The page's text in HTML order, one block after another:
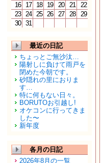
16
17 18 19 20 21
22
23 24 25 26 27 28
29
30 31
最近の日記
ちょっとご無沙汰…
陽射しに負けて雨戸を
閉めた今朝です。
砂隠れの里におりま
す…
特に何もない日々。
BORUTOお引越し!
オケコンに行ってきま
した〜
新年度
各月の日記
2026年8月の一覧